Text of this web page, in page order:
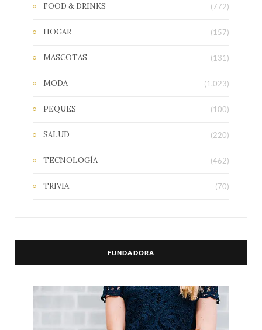
FOOD & DRINKS (772)
HOGAR (157)
MASCOTAS (131)
MODA (1.023)
PEQUES (100)
SALUD (220)
TECNOLOGÍA (462)
TRIVIA (70)
FUNDADORA